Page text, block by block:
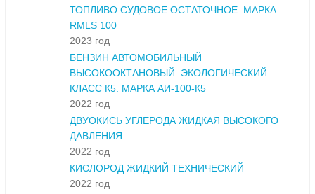
ТОПЛИВО СУДОВОЕ ОСТАТОЧНОЕ. МАРКА
RMLS 100
2023 год
БЕНЗИН АВТОМОБИЛЬНЫЙ
ВЫСОКООКТАНОВЫЙ. ЭКОЛОГИЧЕСКИЙ
КЛАСС К5. МАРКА АИ-100-К5
2022 год
ДВУОКИСЬ УГЛЕРОДА ЖИДКАЯ ВЫСОКОГО
ДАВЛЕНИЯ
2022 год
КИСЛОРОД ЖИДКИЙ ТЕХНИЧЕСКИЙ
2022 год